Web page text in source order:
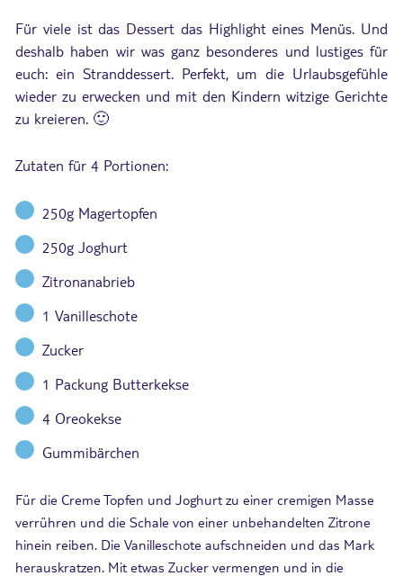
Für viele ist das Dessert das Highlight eines Menüs. Und
deshalb haben wir was ganz besonderes und lustiges für
euch: ein Stranddessert. Perfekt, um die Urlaubsgefühle
wieder zu erwecken und mit den Kindern witzige Gerichte
zu kreieren. 🙂
Zutaten für 4 Portionen:
250g Magertopfen
250g Joghurt
Zitronanabrieb
1 Vanilleschote
Zucker
1 Packung Butterkekse
4 Oreokekse
Gummibärchen
Für die Creme Topfen und Joghurt zu einer cremigen Masse
verrühren und die Schale von einer unbehandelten Zitrone
hinein reiben. Die Vanilleschote aufschneiden und das Mark
herauskratzen. Mit etwas Zucker vermengen und in die